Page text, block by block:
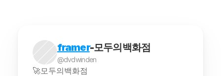
framer-모두의백화점
@dvdwinden
🚀모두의백화점